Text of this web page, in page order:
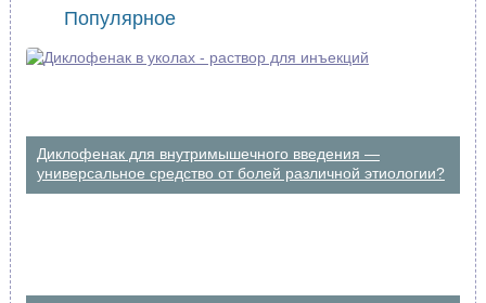
Популярное
Диклофенак для внутримышечного введения —
универсальное средство от болей различной этиологии?